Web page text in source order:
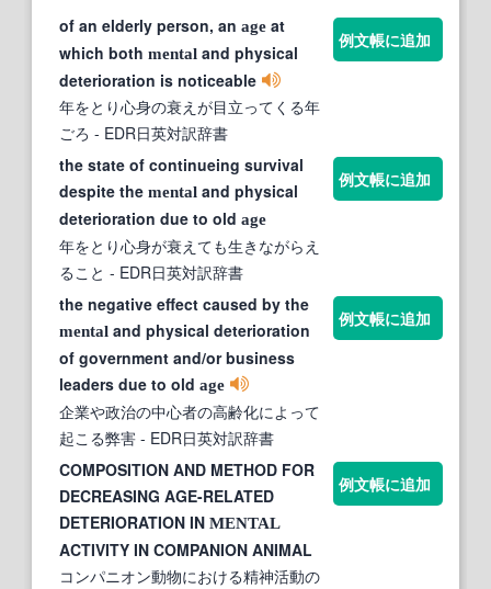
of an elderly person, an age at
which both mental and physical
deterioration is noticeable
年をとり心身の衰えが目立ってくる年
ごろ - EDR日英対訳辞書
例文帳に追加
the state of continueing survival
despite the mental and physical
deterioration due to old age
年をとり心身が衰えても生きながらえ
ること - EDR日英対訳辞書
例文帳に追加
the negative effect caused by the
mental and physical deterioration
of government and/or business
leaders due to old age
企業や政治の中心者の高齢化によって
起こる弊害 - EDR日英対訳辞書
例文帳に追加
COMPOSITION AND METHOD FOR
DECREASING AGE-RELATED
DETERIORATION IN MENTAL
ACTIVITY IN COMPANION ANIMAL
コンパニオン動物における精神活動の
例文帳に追加